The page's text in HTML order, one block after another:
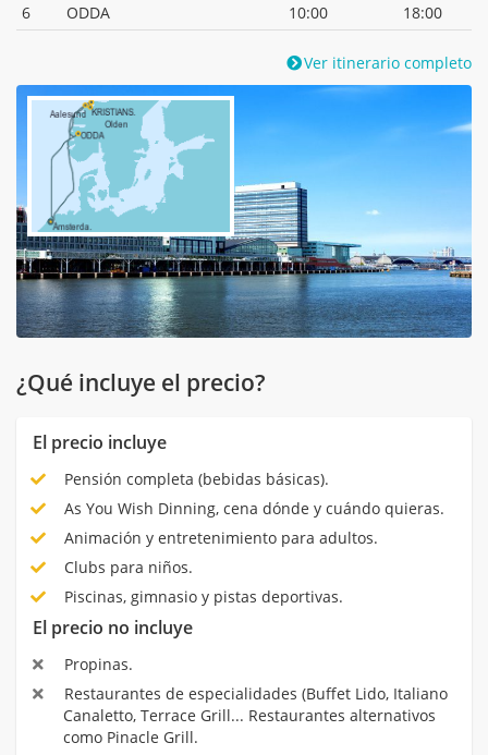
6
ODDA 10:00 18:00
Ver itinerario completo
¿Qué incluye el precio?
El precio incluye
Pensión completa (bebidas básicas).
As You Wish Dinning, cena dónde y cuándo quieras.
Animación y entretenimiento para adultos.
Clubs para niños.
Piscinas, gimnasio y pistas deportivas.
El precio no incluye
Propinas.
Restaurantes de especialidades (Buffet Lido, Italiano
Canaletto, Terrace Grill... Restaurantes alternativos
como Pinacle Grill.